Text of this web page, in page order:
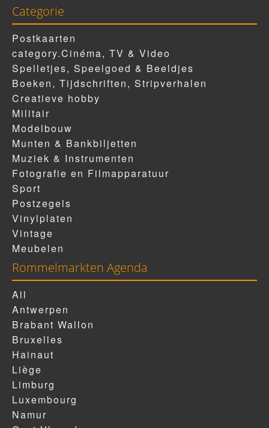
Categorie
Postkaarten
category.Cinéma, TV & Video
Spelletjes, Speelgoed & Beeldjes
Boeken, Tijdschriften, Stripverhalen
Creatieve hobby
Militair
Modelbouw
Munten & Bankbiljetten
Muziek & Instrumenten
Fotografie en Filmapparatuur
Sport
Postzegels
Vinylplaten
Vintage
Meubelen
Rommelmarkten Agenda
All
Antwerpen
Brabant Wallon
Bruxelles
Hainaut
Liège
Limburg
Luxembourg
Namur